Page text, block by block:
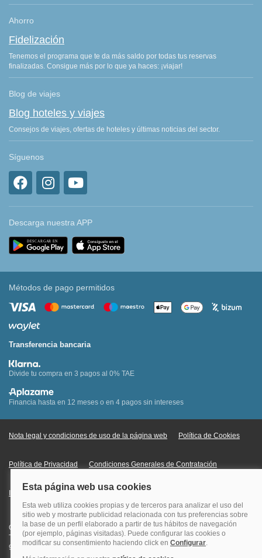
Ahorro
Fidelización
Tenemos el programa que te da más saldo por todas tus reservas
finalizadas. Consigue más por lo que ya haces: ¡viajar!
Blog de viajes
Blog hoteles y viajes
Consejos de viajes, ofertas de hoteles y últimas noticias del sector.
Síguenos
Descarga nuestra APP
Métodos de pago permitidos
Transferencia bancaria
Divide tu compra en 3 pagos al 0% TAE
Financia hasta en 12 meses o en 4 pagos sin intereses
Nota legal y condiciones de uso de la página web Política de Cookies
Política de Privacidad Condiciones Generales de Contratación
Información Legal sobre Mercados en Línea
Quehoteles.com - Especialistas en hoteles © Copyright Veturis Travel S.A.
Todos los derechos reservados. Autorización nº I-AV0000879.4 Tel: +34
915759999